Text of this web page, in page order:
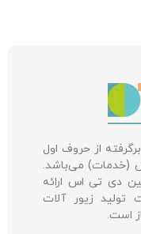
از حروف اول
(خدمات) می‌باشد.
دی تی اس ارائه
زیور آلات
است.